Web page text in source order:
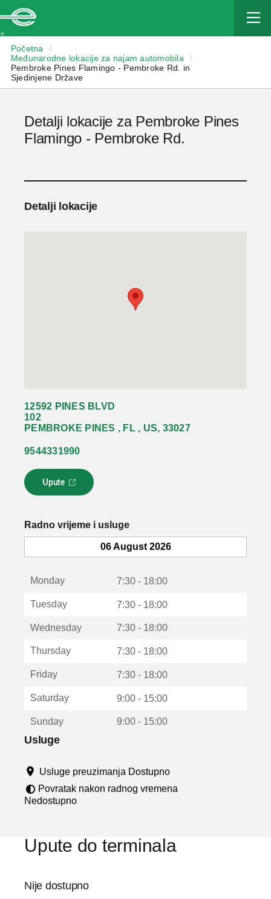
Početna
/
Međunarodne lokacije za najam automobila
/
Pembroke Pines Flamingo - Pembroke Rd. in
Sjedinjene Države
Detalji lokacije za Pembroke Pines
Flamingo - Pembroke Rd.
Detalji lokacije
12592 PINES BLVD
102
PEMBROKE PINES , FL , US, 33027
9544331990
Upute
L
i
k
o
u
u
Radno vrijeme i usluge
06 August 2026
Monday 7:30 - 18:00
Tuesday 7:30 - 18:00
Wednesday 7:30 - 18:00
Thursday 7:30 - 18:00
Friday 7:30 - 18:00
Saturday 9:00 - 15:00
Sunday 9:00 - 15:00
Usluge
Usluge preuzimanja Dostupno
Povratak nakon radnog vremena
Nedostupno
Upute do terminala
Nije dostupno